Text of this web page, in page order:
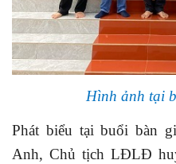
Hình ảnh tại
Phát biểu tại buổi bàn
Anh, Chủ tịch LĐLĐ